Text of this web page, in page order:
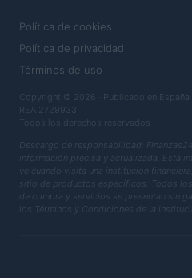
Política de cookies
Política de privacidad
Términos de uso
Copyright © 2026 · Publicado en
REA 2729933
Todos los derechos reservados
Descargo de responsabilidad:
información precisa y actualizada. Esta
ve cuando visita una institución
sitio de productos específicos. Todos
de compra y servicios se presentan sin
los Términos y Condiciones de la